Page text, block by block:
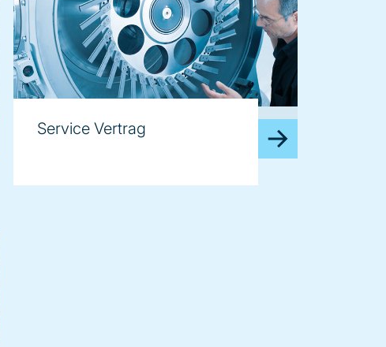
Service Vertrag